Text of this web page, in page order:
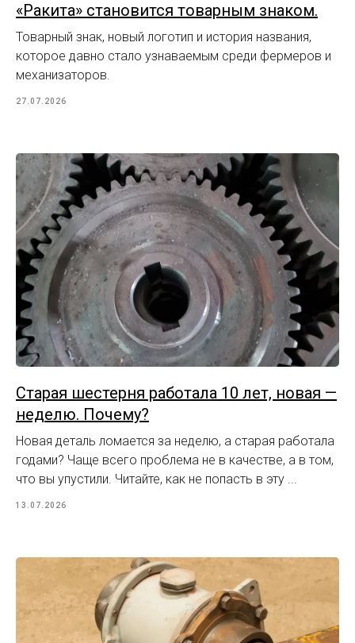
«Ракита» становится товарным знаком.
Товарный знак, новый логотип и история названия,
которое давно стало узнаваемым среди фермеров и
механизаторов.
27.07.2026
Старая шестерня работала 10 лет, новая —
неделю. Почему?
Новая деталь ломается за неделю, а старая работала
годами? Чаще всего проблема не в качестве, а в том,
что вы упустили. Читайте, как не попасть в эту ...
13.07.2026